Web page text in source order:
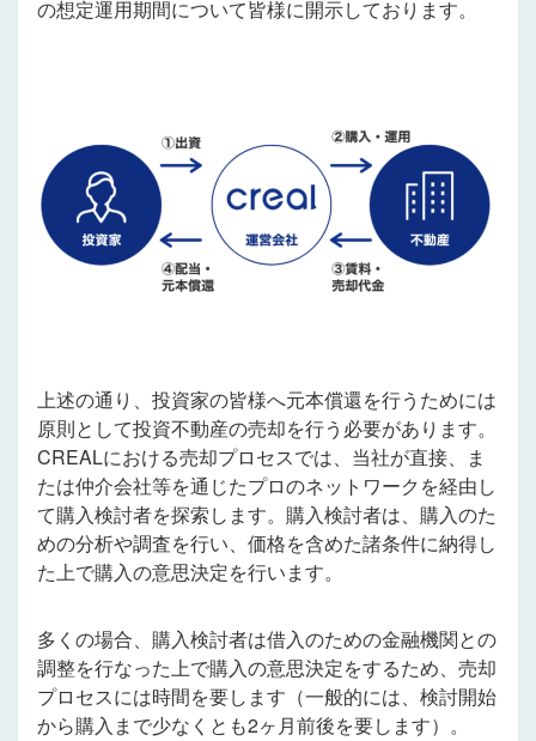
の想定運用期間について皆様に開示しております。
上述の通り、投資家の皆様へ元本償還を行うためには
原則として投資不動産の売却を行う必要があります。
CREALにおける売却プロセスでは、当社が直接、ま
たは仲介会社等を通じたプロのネットワークを経由し
て購入検討者を探索します。購入検討者は、購入のた
めの分析や調査を行い、価格を含めた諸条件に納得し
た上で購入の意思決定を行います。
多くの場合、購入検討者は借入のための金融機関との
調整を行なった上で購入の意思決定をするため、売却
プロセスには時間を要します（一般的には、検討開始
から購入まで少なくとも2ヶ月前後を要します）。